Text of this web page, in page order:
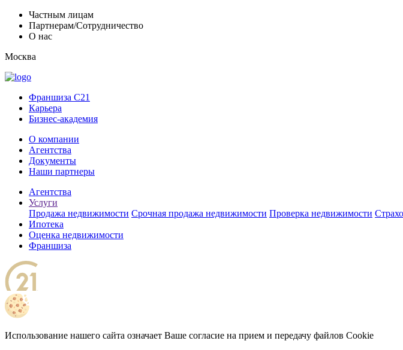
Частным лицам
Партнерам/Сотрудничество
О нас
Москва
Франшиза C21
Карьера
Бизнес-академия
О компании
Агентства
Документы
Наши партнеры
Агентства
Услуги
Продажа недвижимости Срочная продажа недвижимости Проверка недвижимости
Ипотека
Оценка недвижимости
Франшиза
Использование нашего сайта означает Ваше согласие на прием и передачу файлов Cookie